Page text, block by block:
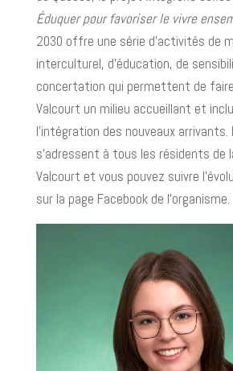
Éduquer pour favoriser le vivre
2030 offre une série d’activités de
interculturel, d’éducation, de
concertation qui permettent de
Valcourt un milieu accueillant et
l’intégration des nouveaux
s’adressent à tous les résidents de
Valcourt et vous pouvez suivre
sur la page Facebook de l’organisme.